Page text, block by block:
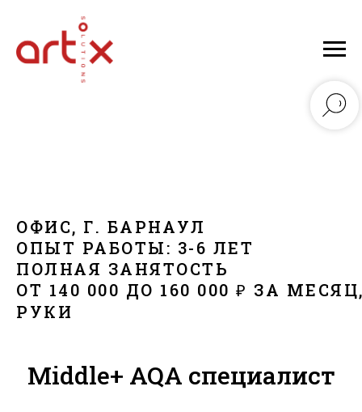
ОФИС, Г. БАРНАУЛ
ОПЫТ РАБОТЫ: 3-6 ЛЕТ
ПОЛНАЯ ЗАНЯТОСТЬ
ОТ 140 000 ДО 160 000 ₽ ЗА
РУКИ
Middle+ AQA специалист